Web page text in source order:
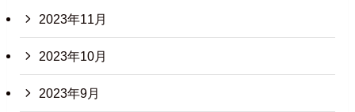
2023年11月
2023年10月
2023年9月